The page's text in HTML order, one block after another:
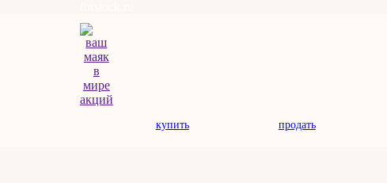
купить продать